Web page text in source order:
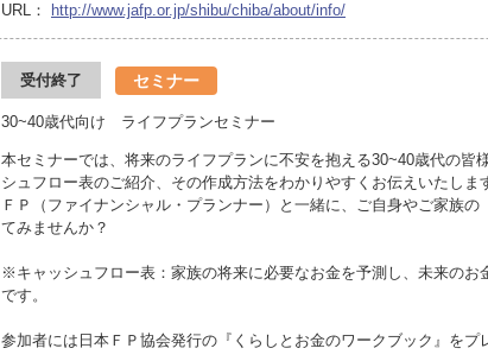
URL：
http://www.jafp.or.jp/shibu/chiba/about/info/
受付終了 セミナー
30~40歳代向け ライフプランセミナー
本セミナーでは、将来のライフプランに不安を抱える30~40歳代の皆
シュフロー表のご紹介、その作成方法をわかりやすくお伝えいたしま
ＦＰ（ファイナンシャル・プランナー）と一緒に、ご自身やご家族の
てみませんか？
※キャッシュフロー表：家族の将来に必要なお金を予測し、未来のお
です。
参加者には日本ＦＰ協会発行の『くらしとお金のワークブック』をプ